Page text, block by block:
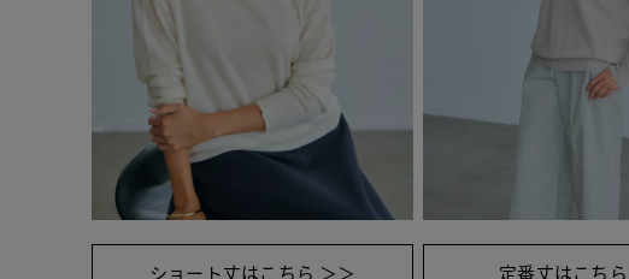
ショート丈はこちら ＞＞ 定番丈はこち